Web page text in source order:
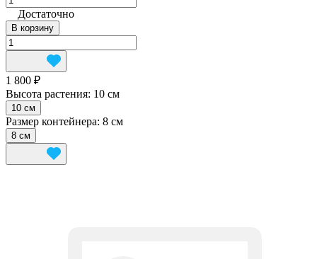
Достаточно
В корзину
1 800 ₽
Высота растения: 10 см
10 см
Размер контейнера: 8 см
8 см